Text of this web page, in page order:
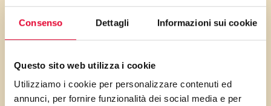
Consenso Dettagli Informazioni sui cookie
Questo sito web utilizza i cookie
Utilizziamo i cookie per personalizzare contenuti ed
annunci, per fornire funzionalità dei social media e per
spaghetti e le trofie siano gli
unici formati coniugabili con il
pesto, farà bene a ricredersi…
Un primo piatto vegetariano
che si caratterizza per l’apporto